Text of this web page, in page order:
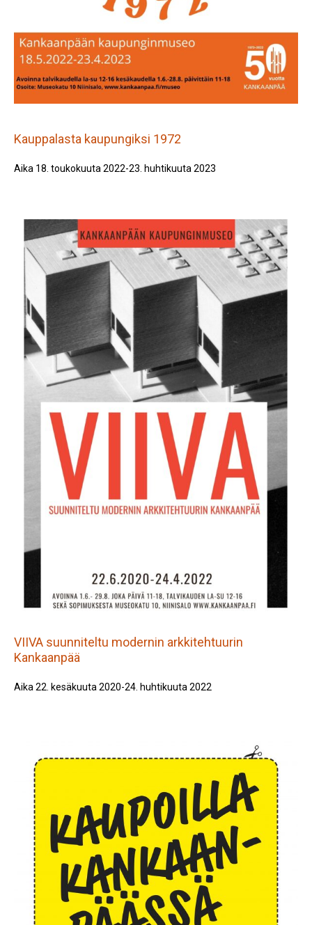
Kauppalasta kaupungiksi 1972
Aika 18. toukokuuta 2022-23. huhtikuuta 2023
VIIVA suunniteltu modernin arkkitehtuurin
Kankaanpää
Aika 22. kesäkuuta 2020-24. huhtikuuta 2022